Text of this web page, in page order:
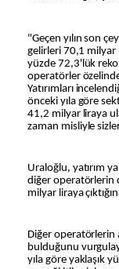
"Geçen yılın son
gelirleri 70,1 milyar
yüzde 72,3'lük
operatörler
Yatırımları
önceki yıla göre
41,2 milyar liraya
zaman misliyle
Uraloğlu, yatırım
diğer operatörlerin
milyar liraya
Diğer operatörlerin
bulduğunu
yıla göre yaklaşık